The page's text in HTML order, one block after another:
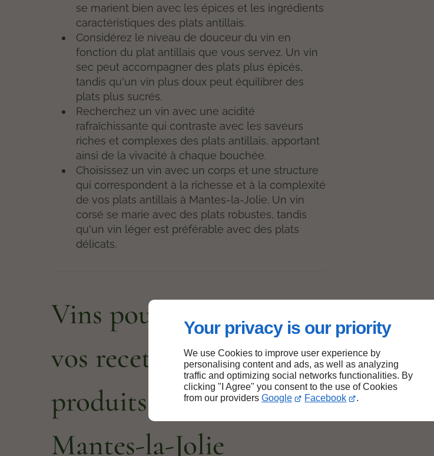
Your privacy is our priority
We use Cookies to improve user experience by
personalising content and ads, as well as analyzing
traffic and optimizing social networks functionalities. By
clicking "I Agree" you consent to the use of Cookies
from our providers Google Facebook .
se marient bien avec les épices et les ingrédients
caractéristiques des plats antillais.
Considérez le niveau de douceur du vin en
fonction du plat antillais que vous servez. Un vin
sec peut accompagner des plats plus épicés,
tandis qu'un vin plus doux peut équilibrer des
plats plus sucrés.
Recherchez un vin avec une acidité
rafraîchissante qui contraste avec les saveurs
riches et complexes des plats antillais, apportant
ainsi de la vivacité à chaque bouchée.
Choisissez un vin avec un corps et une structure
qui correspondent à la richesse et à la complexité
de vos plats antillais à Mantes-la-Jolie. Un vin
corsé se marie avec des plats robustes, tandis
qu'un vin léger est préférable avec des plats
délicats.
Vins pour accompagner
vos recettes à base de
produits antillais à
Mantes-la-Jolie